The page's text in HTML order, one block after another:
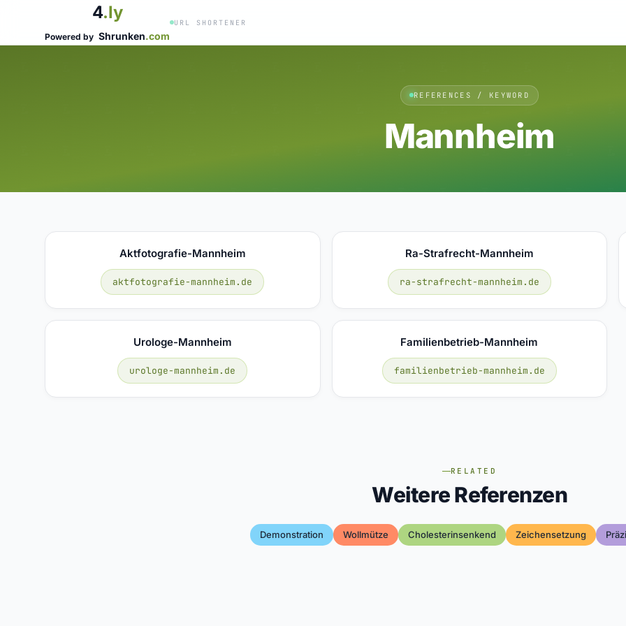
4.ly
Powered by Shrunken.com
URL SHORTENER
REFERENCES / KEYWORD
Mannheim
Aktfotografie-Mannheim
aktfotografie-mannheim.de
Ra-Strafrecht-Mannheim
ra-strafrecht-mannheim.de
Urologe-Mannheim
urologe-mannheim.de
Familienbetrieb-Mannheim
familienbetrieb-mannheim.de
RELATED
Weitere Referenzen
Demonstration Wollmütze Cholesterinsenkend Zeichensetzung